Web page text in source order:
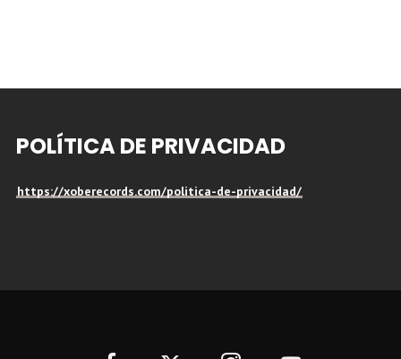
POLÍTICA DE PRIVACIDAD
https://xoberecords.com/politica-de-privacidad/